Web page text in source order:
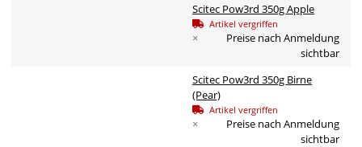
Scitec Pow3rd 350g Apple
Artikel vergriffen
×
Preise nach Anmeldung
sichtbar
Scitec Pow3rd 350g Birne
(Pear)
Artikel vergriffen
×
Preise nach Anmeldung
sichtbar